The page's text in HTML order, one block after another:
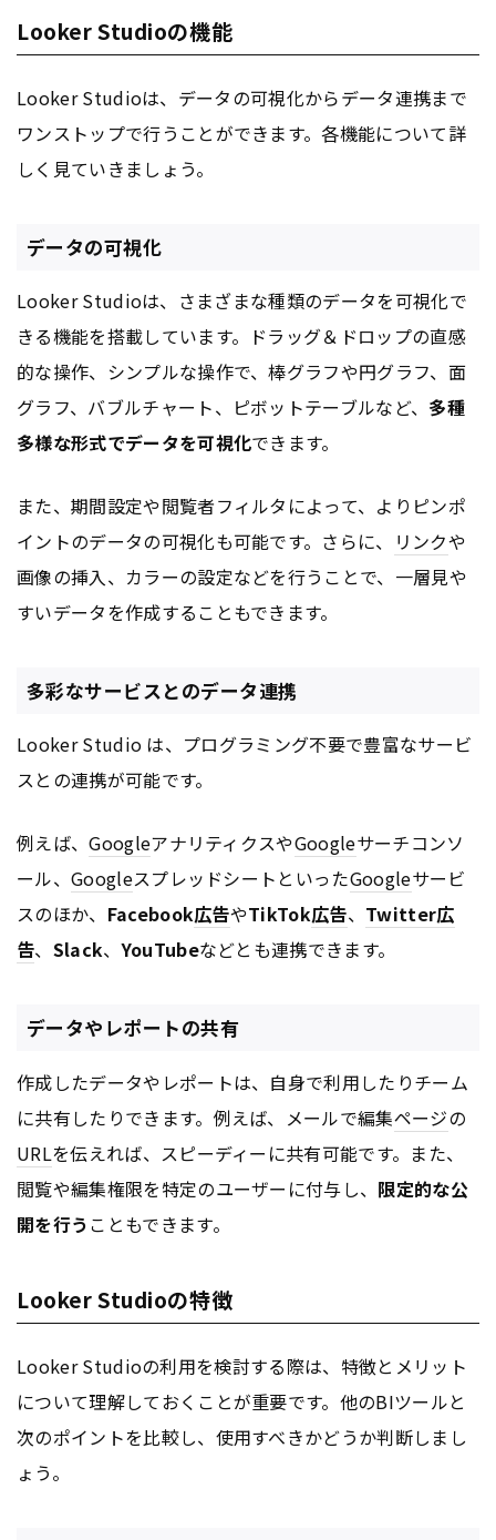
Looker Studioの機能
Looker Studioは、データの可視化からデータ連携まで
ワンストップで行うことができます。各機能について詳
しく見ていきましょう。
データの可視化
Looker Studioは、さまざまな種類のデータを可視化で
きる機能を搭載しています。ドラッグ＆ドロップの直感
的な操作、シンプルな操作で、棒グラフや円グラフ、面
グラフ、バブルチャート、ピボットテーブルなど、 多種
多様な形式でデータを可視化できます。
また、期間設定や閲覧者フィルタによって、よりピンポ
イントのデータの可視化も可能です。さらに、 リンクや
画像の挿入、カラーの設定などを行うことで、一層見や
すいデータを作成することもできます。
多彩なサービスとのデータ連携
Looker Studio は、プログラミング不要で豊富なサービ
スとの連携が可能です。
例えば、GoogleアナリティクスやGoogleサーチコンソ
ール、 GoogleスプレッドシートといったGoogleサービ
スのほか、 Facebook広告やTikTok広告、 Twitter広
告、 Slack、YouTubeなどとも連携できます。
データやレポートの共有
作成したデータやレポートは、自身で利用したりチーム
に共有したりできます。例えば、メールで編集ページの
URLを伝えれば、スピーディーに共有可能です。また、
閲覧や編集権限を特定のユーザーに付与し、 限定的な公
開を行うこともできます。
Looker Studioの特徴
Looker Studioの利用を検討する際は、特徴とメリット
について理解しておくことが重要です。他のBIツールと
次のポイントを比較し、使用すべきかどうか判断しまし
ょう。